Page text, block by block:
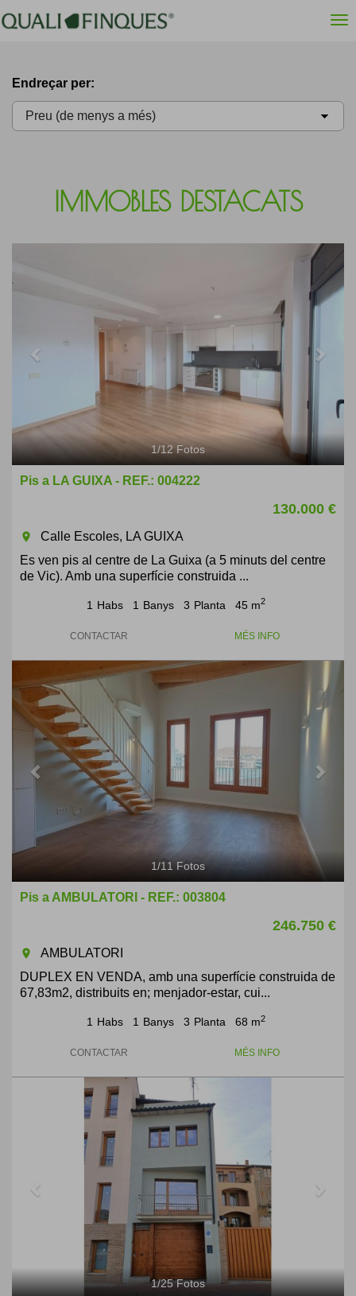
Endreçar per:
IMMOBLES DESTACATS
Next
1/12Fotos
Pis a LA GUIXA - REF.: 004222
130.000 €
room
Calle Escoles, LA GUIXA
Es ven pis al centre de La Guixa (a 5 minuts del centre
de Vic). Amb una superfície construida ...
1 Habs 1 Banys 3 Planta 45 m2
CONTACTAR MÉS INFO
Previous Next
1/11Fotos
Pis a AMBULATORI - REF.: 003804
246.750 €
room
AMBULATORI
DUPLEX EN VENDA, amb una superfície construida de
67,83m2, distribuits en; menjador-estar, cui...
1 Habs 1 Banys 3 Planta 68 m2
CONTACTAR MÉS INFO
Previous
1/25Fotos